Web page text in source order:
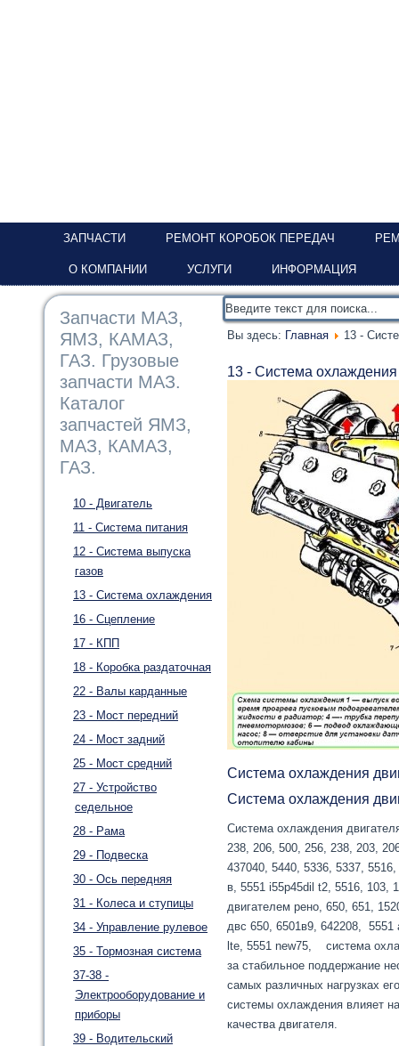
ЗАПЧАСТИ РЕМОНТ КОРОБОК ПЕРЕДАЧ
О КОМПАНИИ УСЛУГИ ИНФОРМАЦИЯ
Запчасти МАЗ,
ЯМЗ, КАМАЗ,
ГАЗ. Грузовые
запчасти МАЗ.
Каталог
запчастей ЯМЗ,
МАЗ, КАМАЗ,
ГАЗ.
10 - Двигатель
11 - Система питания
12 - Система выпуска
газов
13 - Система охлаждения
16 - Сцепление
17 - КПП
18 - Коробка раздаточная
22 - Валы карданные
23 - Мост передний
24 - Мост задний
25 - Мост средний
27 - Устройство
седельное
28 - Рама
29 - Подвеска
30 - Ось передняя
31 - Колеса и ступицы
34 - Управление рулевое
35 - Тормозная система
37-38 -
Электрооборудование и
приборы
39 - Водительский
Вы здесь: Главная 13 -
13 - Система охлаждения
Система охлаждения
Система охлаждения
Система охлаждения
238, 206, 500, 256, 238, 203,
437040, 5440, 5336, 5337,
в, 5551 i55p45dil t2, 5516, 103,
двигателем рено, 650, 651,
двс 650, 6501в9, 642208, 5551
lte, 5551 new75, система
за стабильное поддержание
самых различных нагрузках
системы охлаждения влияет
качества двигателя.